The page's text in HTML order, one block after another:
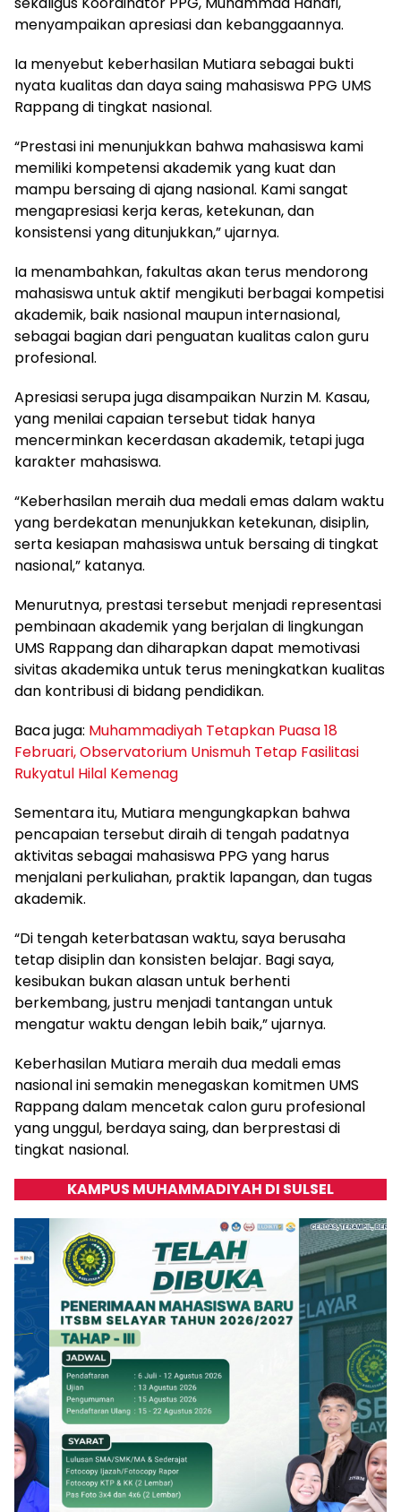
menyampaikan apresiasi dan kebanggaannya.
Ia menyebut keberhasilan Mutiara sebagai bukti
nyata kualitas dan daya saing mahasiswa PPG UMS
Rappang di tingkat nasional.
“Prestasi ini menunjukkan bahwa mahasiswa kami
memiliki kompetensi akademik yang kuat dan
mampu bersaing di ajang nasional. Kami sangat
mengapresiasi kerja keras, ketekunan, dan
konsistensi yang ditunjukkan,” ujarnya.
Ia menambahkan, fakultas akan terus mendorong
mahasiswa untuk aktif mengikuti berbagai kompetisi
akademik, baik nasional maupun internasional,
sebagai bagian dari penguatan kualitas calon guru
profesional.
Apresiasi serupa juga disampaikan Nurzin M. Kasau,
yang menilai capaian tersebut tidak hanya
mencerminkan kecerdasan akademik, tetapi juga
karakter mahasiswa.
“Keberhasilan meraih dua medali emas dalam waktu
yang berdekatan menunjukkan ketekunan, disiplin,
serta kesiapan mahasiswa untuk bersaing di tingkat
nasional,” katanya.
Menurutnya, prestasi tersebut menjadi representasi
pembinaan akademik yang berjalan di lingkungan
UMS Rappang dan diharapkan dapat memotivasi
sivitas akademika untuk terus meningkatkan kualitas
dan kontribusi di bidang pendidikan.
Baca juga: Muhammadiyah Tetapkan Puasa 18
Februari, Observatorium Unismuh Tetap Fasilitasi
Rukyatul Hilal Kemenag
Sementara itu, Mutiara mengungkapkan bahwa
pencapaian tersebut diraih di tengah padatnya
aktivitas sebagai mahasiswa PPG yang harus
menjalani perkuliahan, praktik lapangan, dan tugas
akademik.
“Di tengah keterbatasan waktu, saya berusaha
tetap disiplin dan konsisten belajar. Bagi saya,
kesibukan bukan alasan untuk berhenti
berkembang, justru menjadi tantangan untuk
mengatur waktu dengan lebih baik,” ujarnya.
Keberhasilan Mutiara meraih dua medali emas
nasional ini semakin menegaskan komitmen UMS
Rappang dalam mencetak calon guru profesional
yang unggul, berdaya saing, dan berprestasi di
tingkat nasional.
KAMPUS MUHAMMADIYAH DI SULSEL